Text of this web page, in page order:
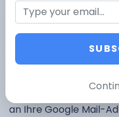
Diese Methode mag
kann sehr nützlich
sind, der technische
Ihre Google Mail keine
eine E-Mail an sich
Konto verwenden.
von einem anderen
an Ihre Google Mail-